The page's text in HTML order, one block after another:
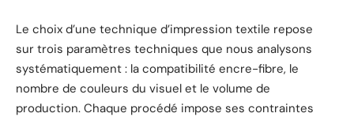
Le choix d’une technique d’impression textile repose
sur trois paramètres techniques que nous analysons
systématiquement : la compatibilité encre-fibre, le
nombre de couleurs du visuel et le volume de
production. Chaque procédé impose ses contraintes